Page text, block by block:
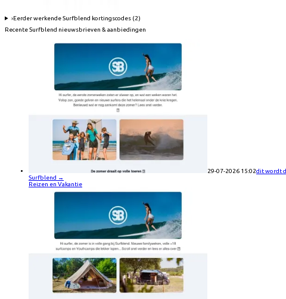
›Eerder werkendeSurfblend kortingscodes (2)
RecenteSurfblend nieuwsbrieven & aanbiedingen
29-07-2026 15:02dit wordt
Surfblend →
Reizen en Vakantie